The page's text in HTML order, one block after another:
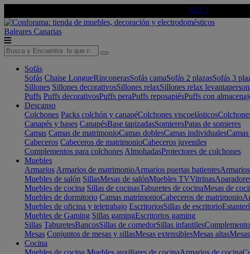
AQUÍ
Baleares Canarias
Sofás
Sofás Chaise LongueRinconerasSofás camaSofás 2 plazasSofás 3
Sillones Sillones decorativosSillones relaxSillones relax
Puffs Puffs decorativosPuffs peraPuffs reposapiésPuffs con
Descanso
Colchones Packs colchón y canapéColchones viscoelásticos
Canapés y bases CanapésBase tapizadasSomieresPatas de somieres
Camas Camas de matrimonioCamas doblesCamas individuales
Cabeceros Cabeceros de matrimonioCabeceros juveniles
Complementos para colchones AlmohadasProtectores de colchones
Muebles
Armarios Armarios de matrimonioArmarios puertas batientes
Muebles de salón SillasMesas de salónMuebles TVVitrinas
Muebles de cocina Sillas de cocinasTaburetes de cocinaMesas de
Muebles de dormitorio Camas matrimonioCabeceros de matrimonio
Muebles de oficina y teletrabajo EscritoriosSillas de escritorio
Muebles de Gaming Sillas gamingEscritorios gaming
Sillas TaburetesBancosSillas de comedorSillas infantiles
Mesas Conjuntos de mesas y sillasMesas extensiblesMesas altas
Cocina
Muebles de cocina Muebles auxiliares de cocinaArmarios de cocina